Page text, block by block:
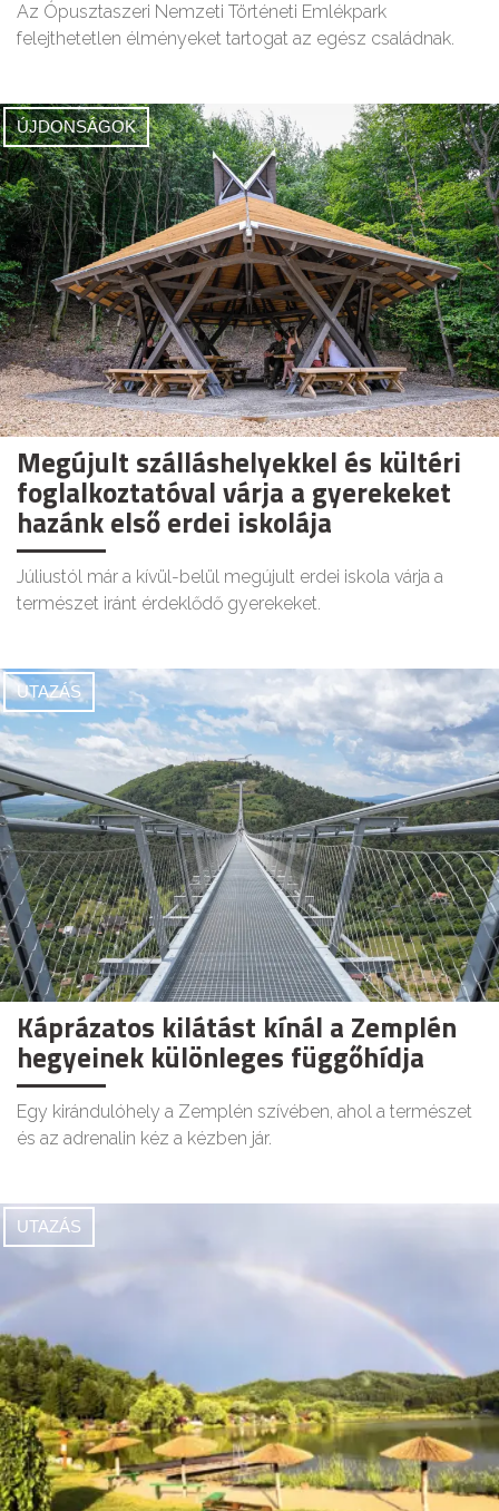
Az Ópusztaszeri Nemzeti Történeti Emlékpark
felejthetetlen élményeket tartogat az egész családnak.
ÚJDONSÁGOK
Megújult szálláshelyekkel és kültéri
foglalkoztatóval várja a gyerekeket
hazánk első erdei iskolája
Júliustól már a kívül-belül megújult erdei iskola várja a
természet iránt érdeklődő gyerekeket.
UTAZÁS
Káprázatos kilátást kínál a Zemplén
hegyeinek különleges függőhídja
Egy kirándulóhely a Zemplén szívében, ahol a természet
és az adrenalin kéz a kézben jár.
UTAZÁS